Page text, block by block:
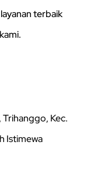
terbaik
Kec.
Istimewa